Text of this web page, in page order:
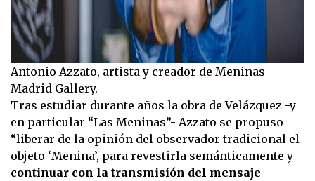
Antonio Azzato, artista y creador de Meninas
Madrid Gallery.
Tras estudiar durante años la obra de Velázquez -y
en particular “Las Meninas”- Azzato se propuso
“liberar de la opinión del observador tradicional el
objeto ‘Menina’, para revestirla semánticamente y
continuar con la transmisión del mensaje